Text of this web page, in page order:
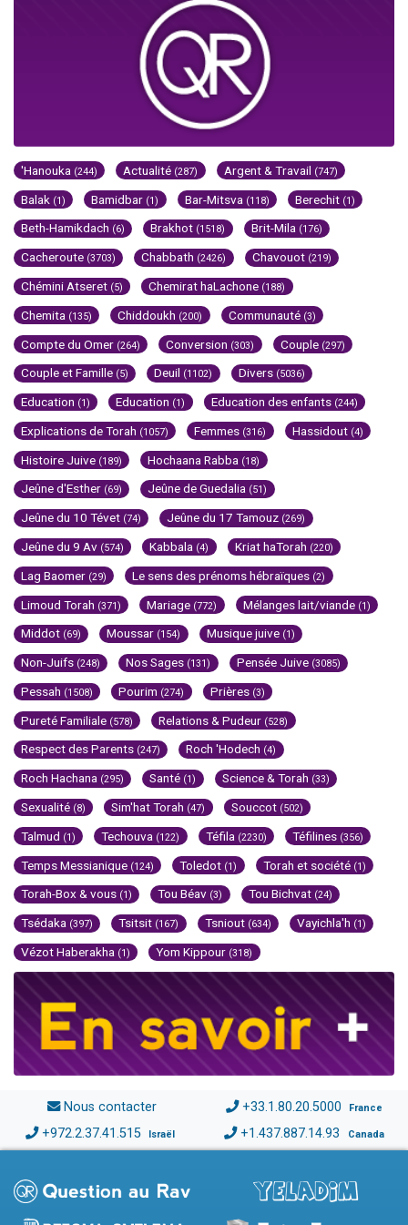
'Hanouka (244) Actualité (287) Argent & Travail (747)
Balak (1) Bamidbar (1) Bar-Mitsva (118) Berechit (1)
Beth-Hamikdach (6) Brakhot (1518) Brit-Mila (176)
Cacheroute (3703) Chabbath (2426) Chavouot (219)
Chémini Atseret (5) Chemirat haLachone (188)
Chemita (135) Chiddoukh (200) Communauté (3)
Compte du Omer (264) Conversion (303) Couple (297)
Couple et Famille (5) Deuil (1102) Divers (5036)
Education (1) Education (1) Education des enfants (244)
Explications de Torah (1057) Femmes (316) Hassidout (4)
Histoire Juive (189) Hochaana Rabba (18)
Jeûne d'Esther (69) Jeûne de Guedalia (51)
Jeûne du 10 Tévet (74) Jeûne du 17 Tamouz (269)
Jeûne du 9 Av (574) Kabbala (4) Kriat haTorah (220)
Lag Baomer (29) Le sens des prénoms hébraïques (2)
Limoud Torah (371) Mariage (772) Mélanges lait/viande (1)
Middot (69) Moussar (154) Musique juive (1)
Non-Juifs (248) Nos Sages (131) Pensée Juive (3085)
Pessah (1508) Pourim (274) Prières (3)
Pureté Familiale (578) Relations & Pudeur (528)
Respect des Parents (247) Roch 'Hodech (4)
Roch Hachana (295) Santé (1) Science & Torah (33)
Sexualité (8) Sim'hat Torah (47) Souccot (502)
Talmud (1) Techouva (122) Téfila (2230) Téfilines (356)
Temps Messianique (124) Toledot (1) Torah et société (1)
Torah-Box & vous (1) Tou Béav (3) Tou Bichvat (24)
Tsédaka (397) Tsitsit (167) Tsniout (634) Vayichla'h (1)
Vézot Haberakha (1) Yom Kippour (318)
Nous contacter +33.1.80.20.5000 France
+972.2.37.41.515 Israël +1.437.887.14.93 Canada